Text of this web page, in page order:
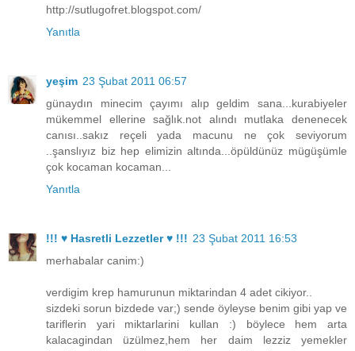
http://sutlugofret.blogspot.com/
Yanıtla
yeşim 23 Şubat 2011 06:57
günaydın minecim çayımı alıp geldim sana...kurabiyeler
mükemmel ellerine sağlık.not alındı mutlaka denenecek
canısı..sakız reçeli yada macunu ne çok seviyorum
..şanslıyız biz hep elimizin altında...öpüldünüz mügüşümle
çok kocaman kocaman...
Yanıtla
!!! ♥ Hasretli Lezzetler ♥ !!! 23 Şubat 2011 16:53
merhabalar canim:)
verdigim krep hamurunun miktarindan 4 adet cikiyor..
sizdeki sorun bizdede var;) sende öyleyse benim gibi yap ve
tariflerin yari miktarlarini kullan :) böylece hem arta
kalacagindan üzülmez,hem her daim lezziz yemekler